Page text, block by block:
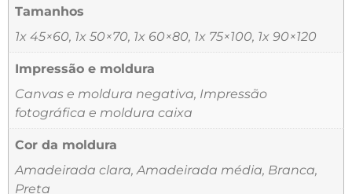
Tamanhos
1x 45×60, 1x 50×70, 1x 60×80, 1x 75×100, 1x 90×120
Impressão e moldura
Canvas e moldura negativa, Impressão
fotográfica e moldura caixa
Cor da moldura
Amadeirada clara, Amadeirada média, Branca,
Preta